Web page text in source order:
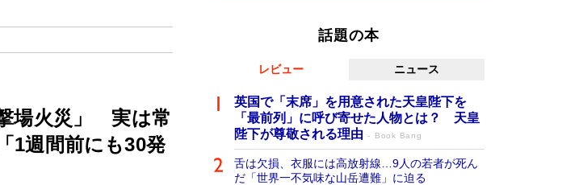
場火災」 実は常
1週間前にも30発
話題の本
レビュー ニュース
英国で「末席」を用意された天皇陛下を
「最前列」に呼び寄せた人物とは？ 天皇
陛下が尊敬される理由
Book Bang
舌は欠損、衣服には高放射線…9人の若者が死ん
だ「世界一不気味な山岳遭難」に迫る